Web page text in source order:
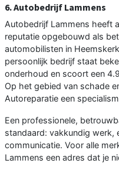
6. Autobedrijf Lammens
Autobedrijf Lammens heeft
reputatie opgebouwd als
automobilisten in
persoonlijk bedrijf staat
onderhoud en scoort een
Op het gebied van schade
Autoreparatie een
Een professionele,
standaard: vakkundig werk,
communicatie. Voor alle
Lammens een adres dat je